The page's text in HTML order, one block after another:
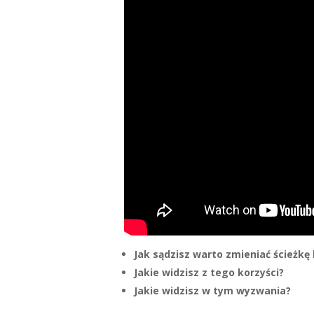
Jak sądzisz warto zmieniać ścieżkę
Jakie widzisz z tego korzyści?
Jakie widzisz w tym wyzwania?